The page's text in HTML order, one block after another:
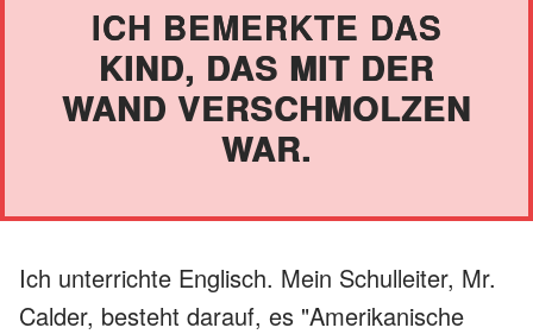
ICH BEMERKTE DAS
KIND, DAS MIT DER
WAND VERSCHMOLZEN
WAR.
Ich unterrichte Englisch. Mein Schulleiter, Mr.
Calder, besteht darauf, es "Amerikanische